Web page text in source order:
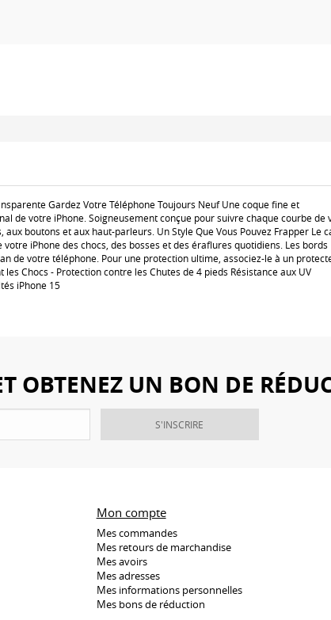
Gardez Votre Téléphone Toujours Neuf Une coque fine et
de votre iPhone. Soigneusement conçue pour suivre chaque courbe de
boutons et aux haut-parleurs. Un Style Que Vous Pouvez Frapper Le
iPhone des chocs, des bosses et des éraflures quotidiens. Les bords
de votre téléphone. Pour une protection ultime, associez-le à un
Chocs - Protection contre les Chutes de 4 pieds Résistance aux UV
iPhone 15
OBTENEZ UN BON DE
S'INSCRIRE
Mon compte
Mes commandes
Mes retours de marchandise
Mes avoirs
Mes adresses
Mes informations personnelles
Mes bons de réduction